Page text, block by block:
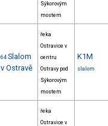
Sýkorovým
mostem
64 Slalom
v Ostravě
řeka
Ostravice v
centru
Ostravy pod
Sýkorovým
mostem
K1M
slalom
řeka
Ostravice v